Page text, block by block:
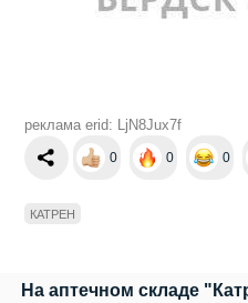
реклама erid: LjN8Jux7f
0 0 0
КАТРЕН
На аптечном складе